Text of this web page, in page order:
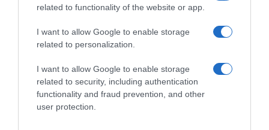
related to functionality of the website or app.
I want to allow Google to enable storage
related to personalization.
I want to allow Google to enable storage
related to security, including authentication
functionality and fraud prevention, and other
user protection.
ΔΙΕΘΝΗ
Στη Μαριούπολη ο “σκληρός” πολέμαρχος
των Τσετσένων Ραμζάν Καντίροφ
Τι αναφέρει το γαλλικό πρακτορείο